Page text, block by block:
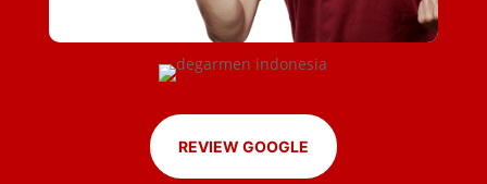
REVIEW GOOGLE